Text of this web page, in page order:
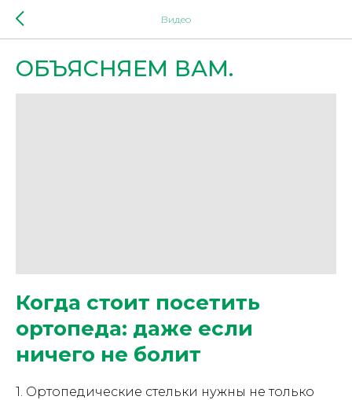
Видео
ОБЪЯСНЯЕМ ВАМ.
Когда стоит посетить
ортопеда: даже если
ничего не болит
1. Ортопедические стельки нужны не только